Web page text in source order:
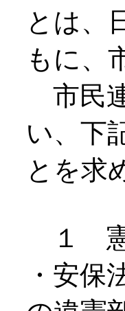
とは、
もに、
市民
い、下
とを求
１ 憲
・安保